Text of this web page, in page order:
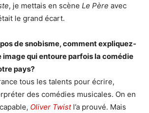
, je mettais en scène Le Père avec
le grand écart.
de snobisme, comment expliquez-
image qui entoure parfois la comédie
pays?
tous les talents pour écrire,
des comédies musicales. On en
Oliver Twistl’a prouvé. Mais